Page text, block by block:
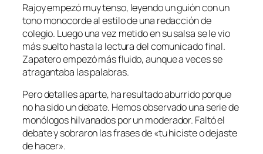
Rajoy empezó muy tenso, leyendo un guión con un
tono monocorde al estilo de una redacción de
colegio. Luego una vez metido en su salsa se le vio
más suelto hasta la lectura del comunicado final.
Zapatero empezó más fluido, aunque a veces se
atragantaba las palabras.
Pero detalles aparte, ha resultado aburrido porque
no ha sido un debate. Hemos observado una serie de
monólogos hilvanados por un moderador. Faltó el
debate y sobraron las frases de «tu hiciste o dejaste
de hacer».